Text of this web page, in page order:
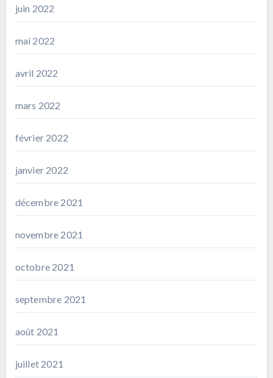
juin 2022
mai 2022
avril 2022
mars 2022
février 2022
janvier 2022
décembre 2021
novembre 2021
octobre 2021
septembre 2021
août 2021
juillet 2021